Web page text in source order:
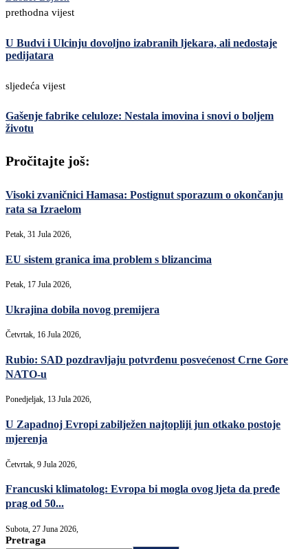
prethodna vijest
U Budvi i Ulcinju dovoljno izabranih ljekara, ali nedostaje
pedijatara
sljedeća vijest
Gašenje fabrike celuloze: Nestala imovina i snovi o boljem
životu
Pročitajte još:
Visoki zvaničnici Hamasa: Postignut sporazum o okončanju
rata sa Izraelom
Petak, 31 Jula 2026,
EU sistem granica ima problem s blizancima
Petak, 17 Jula 2026,
Ukrajina dobila novog premijera
Četvrtak, 16 Jula 2026,
Rubio: SAD pozdravljaju potvrđenu posvećenost Crne Gore
NATO-u
Ponedjeljak, 13 Jula 2026,
U Zapadnoj Evropi zabilježen najtopliji jun otkako postoje
mjerenja
Četvrtak, 9 Jula 2026,
Francuski klimatolog: Evropa bi mogla ovog ljeta da pređe
prag od 50...
Subota, 27 Juna 2026,
Pretraga